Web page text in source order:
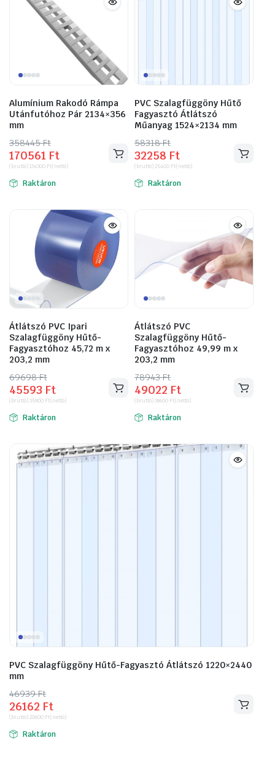
Alumínium Rakodó Rámpa
Utánfutóhoz Pár 2134×356
mm
358445Ft
Original
price
was:
358445 Ft.
170561 Ft
Current
price
is:
170561 Ft.
(bruttó)134300 Ft(nettó)
Raktáron
PVC Szalagfüggöny Hűtő
Fagyasztó Átlátszó
Műanyag 1524×2134 mm
58318Ft
Original
price
was:
58318 Ft.
32258 Ft
Current
price
is:
32258 Ft.
(bruttó)25400 Ft(nettó)
Raktáron
Átlátszó PVC Ipari
Szalagfüggöny Hűtő-
Fagyasztóhoz 45,72 m x
203,2 mm
69698Ft
Original
price
was:
69698 Ft.
45593 Ft
Current
price
is:
45593 Ft.
(bruttó)35900 Ft(nettó)
Raktáron
Átlátszó PVC
Szalagfüggöny Hűtő-
Fagyasztóhoz 49,99 m x
203,2 mm
78943Ft
Original
price
was:
78943 Ft.
49022 Ft
Current
price
is:
49022 Ft.
(bruttó)38600 Ft(nettó)
Raktáron
PVC Szalagfüggöny Hűtő-Fagyasztó Átlátszó 1220×2440
mm
46939Ft
Original
price
was:
46939 Ft.
26162 Ft
Current
price
is:
26162 Ft.
(bruttó)20600 Ft(nettó)
Raktáron